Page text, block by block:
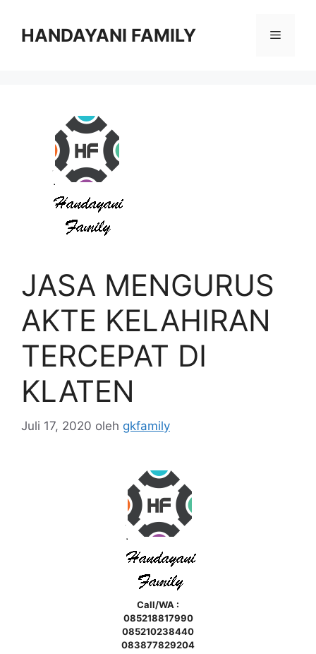
HANDAYANI FAMILY Menu
JASA MENGURUS
AKTE KELAHIRAN
TERCEPAT DI
KLATEN
Juli 17, 2020 oleh gkfamily
Call/WA :
085218817990
085210238440
083877829204